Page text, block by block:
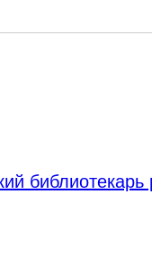
библиотекарь